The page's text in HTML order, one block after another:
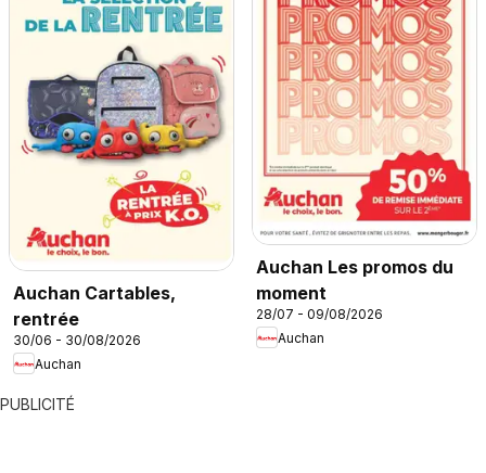
Auchan Cartables,
rentrée
30/06 - 30/08/2026
Auchan
Auchan Les promos du
moment
28/07 - 09/08/2026
Auchan
PUBLICITÉ